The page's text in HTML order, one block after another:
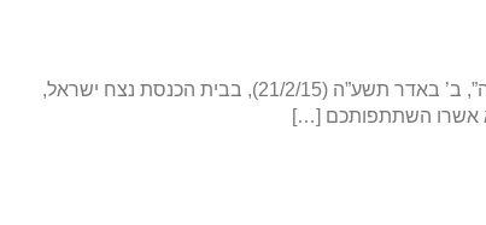
בשבח והודיה לבורא עולם, שהחיינו וקיימנו ליום בו בנינו היקר משה נ”י מקבל בשמחה נעם עול מצוות העלייה לתורה תתקיים בעז”ה בשבת “תרומה”, ב’ באדר תשע”ה (21/2/15), בבית הכנסת נצח ישראל,